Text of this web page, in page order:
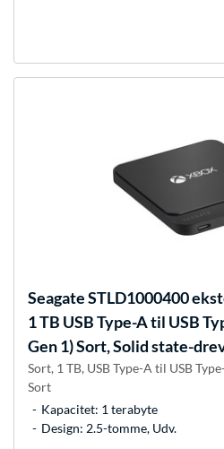
SeagateSTLD1000400
1 TB USB Type-A til USB
Gen 1) Sort, Solid state-
Sort, 1 TB, USB Type-A til USB
Sort
Kapacitet: 1 terabyte
Design: 2.5-tomme, Udv.